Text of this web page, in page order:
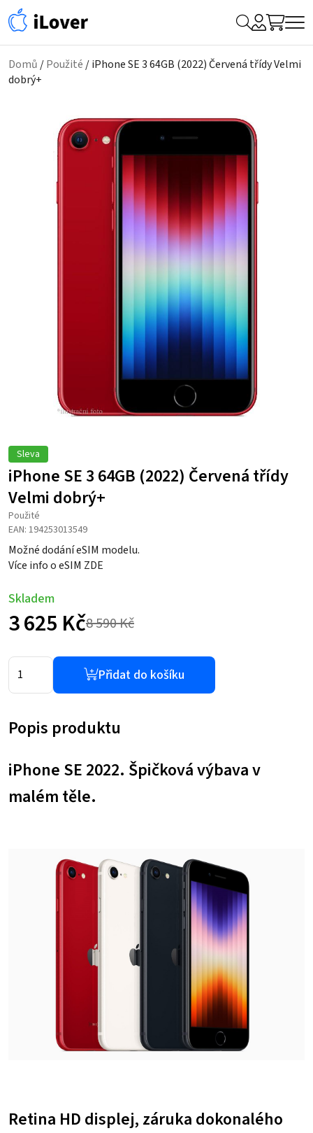
Hledat
My
Account
Domů /Použité / iPhone SE 3 64GB (2022) Červená třídy Velmi
dobrý+
Sleva
iPhone SE 3 64GB (2022) Červená třídy
Velmi dobrý+
Použité
EAN: 194253013549
Možné dodání eSIM modelu.
Více info o eSIM ZDE
Skladem
8 590Kč
Původní
cena
byla:
8
590 Kč.
3 625 Kč
Aktuální
cena
je:
3
625 Kč.
Přidat do košíku
Popis produktu
iPhone SE 2022. Špičková výbava v
malém těle.
Retina HD displej, záruka dokonalého